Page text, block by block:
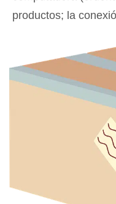
productos; la